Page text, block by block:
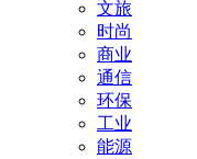
文旅
时尚
商业
通信
环保
工业
能源